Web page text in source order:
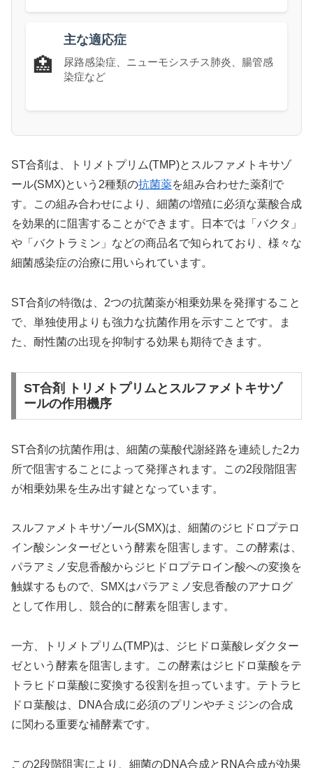
🏥
主な適応症
尿路感染症、ニューモシスチス肺炎、腸管感
染症など
ST合剤は、トリメトプリム(TMP)とスルファメトキサゾ
ール(SMX)という2種類の抗菌薬を組み合わせた薬剤で
す。この組み合わせにより、細菌の増殖に必須な葉酸合成
を効果的に阻害することができます。日本では「バクタ」
や「バクトラミン」などの商品名で知られており、様々な
細菌感染症の治療に用いられています。
ST合剤の特徴は、2つの抗菌薬が相乗効果を発揮すること
で、単独使用よりも強力な抗菌作用を示すことです。ま
た、耐性菌の出現を抑制する効果も期待できます。
ST合剤 トリメトプリムとスルファメトキサゾ
ールの作用機序
ST合剤の抗菌作用は、細菌の葉酸代謝経路を連続した2カ
所で阻害することによって発揮されます。この2段階阻害
が相乗効果を生み出す鍵となっています。
スルファメトキサゾール(SMX)は、細菌のジヒドロプテロ
イン酸シンターゼという酵素を阻害します。この酵素は、
パラアミノ安息香酸からジヒドロプテロイン酸への変換を
触媒するもので、SMXはパラアミノ安息香酸のアナログ
として作用し、競合的に酵素を阻害します。
一方、トリメトプリム(TMP)は、ジヒドロ葉酸レダクター
ゼという酵素を阻害します。この酵素はジヒドロ葉酸をテ
トラヒドロ葉酸に変換する役割を担っています。テトラヒ
ドロ葉酸は、DNA合成に必須のプリンやチミジンの合成
に関わる重要な補酵素です。
この2段階阻害により、細菌のDNA合成とRNA合成が効果